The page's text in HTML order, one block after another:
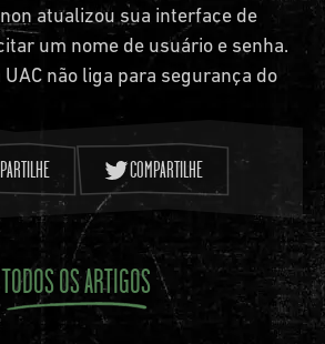
atualizou sua interface de
um nome de usuário e senha.
UAC não liga para segurança do
COMPARTILHE
TODOS OS ARTIGOS